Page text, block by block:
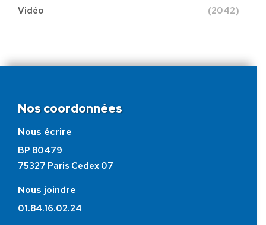
Vidéo
(2042)
Nos coordonnées
Nous écrire
BP 80479
75327 Paris Cedex 07
Nous joindre
01.84.16.02.24